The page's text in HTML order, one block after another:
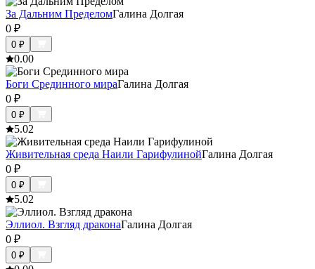
За Дальним ПределомГалина Долгая
0 ₽
0 ₽
0.00
Боги Срединного мираГалина Долгая
0 ₽
0 ₽
5.02
Живительная среда Наили ГарифулинойГалина Долгая
0 ₽
0 ₽
5.02
Эллиол. Взгляд драконаГалина Долгая
0 ₽
0 ₽